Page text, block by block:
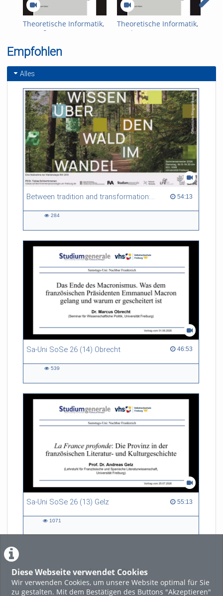
Diese Webseite verwendet Cookies
Wir verwenden Cookies, um unsere Website optimal für Sie
zu gestalten. Mit dem Bestätigen des Buttons "Akzeptieren"
Theoretische Informatik,
Begrüßung
Theoretische Informatik,
Woche 1
Empfohlen
Alles
Between tradition and transformation: how owners, advisers and institutions co-create knowledge for resilient forests in Europe 54:13
54:13 duration
284
Sa-Uni SoSe 26 (14) Obrecht 46:53
46:53 duration
539
Sa-Uni SoSe 26 (13) Gelz 55:13
55:13 duration
1071
LADE MEHR